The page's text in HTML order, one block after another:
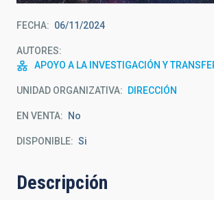
FECHA 06/11/2024
AUTORES
APOYO A LA INVESTIGACIÓN Y
UNIDAD ORGANIZATIVA DIRECCIÓN
EN VENTA No
DISPONIBLE Si
Descripción